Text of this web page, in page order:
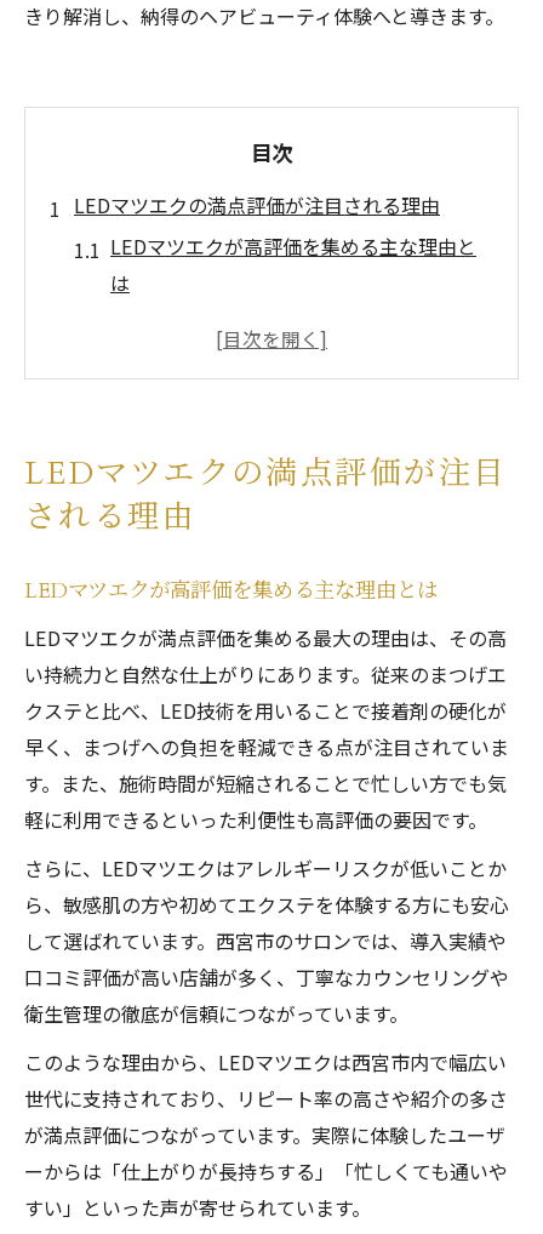
きり解消し、納得のヘアビューティ体験へと導きます。
目次
LEDマツエクの満点評価が注目される理由
LEDマツエクが高評価を集める主な理由と
は
持続力と仕上がりでLEDマツエクが選ばれ
LEDマツエクの口コミで評価されるポイン
トを解説
を紹介
西宮エリアで安心して選ぶLEDマツエク
LEDマツエクを西宮で選ぶ際の安心ポイン
ト解説
西宮エリアでLEDマツエクが人気の理由と
選び方
LEDマツエク導入サロンを西宮で見極める
方法
安心して通える西宮のLEDマツエクサロン
選び方
LEDマツエクで満足できる西宮エリアの特
徴とは
満点評価を得るLEDマツエクの特長を解説
LEDマツエクならではの持続力と自然な仕
上がり
LEDマツエクが満点評価を得る理由と新技
術の特長
LEDマツエクの満点評価が注目
される理由
LEDマツエクが高評価を集める主な理由とは
LEDマツエクが満点評価を集める最大の理由は、その高
い持続力と自然な仕上がりにあります。従来のまつげエ
クステと比べ、LED技術を用いることで接着剤の硬化が
早く、まつげへの負担を軽減できる点が注目されていま
す。また、施術時間が短縮されることで忙しい方でも気
軽に利用できるといった利便性も高評価の要因です。
さらに、LEDマツエクはアレルギーリスクが低いことか
ら、敏感肌の方や初めてエクステを体験する方にも安心
して選ばれています。西宮市のサロンでは、導入実績や
口コミ評価が高い店舗が多く、丁寧なカウンセリングや
衛生管理の徹底が信頼につながっています。
このような理由から、LEDマツエクは西宮市内で幅広い
世代に支持されており、リピート率の高さや紹介の多さ
が満点評価につながっています。実際に体験したユーザ
ーからは「仕上がりが長持ちする」「忙しくても通いや
すい」といった声が寄せられています。